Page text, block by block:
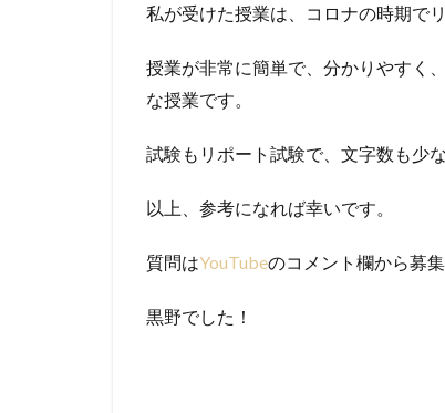
私が受けた授業は、コロナの時期で
授業が非常に簡単で、分かりやすく
な授業です。
試験もリポート試験で、文字数も少
以上、参考になれば幸いです。
質問はYouTubeのコメント欄から募
黒野でした！